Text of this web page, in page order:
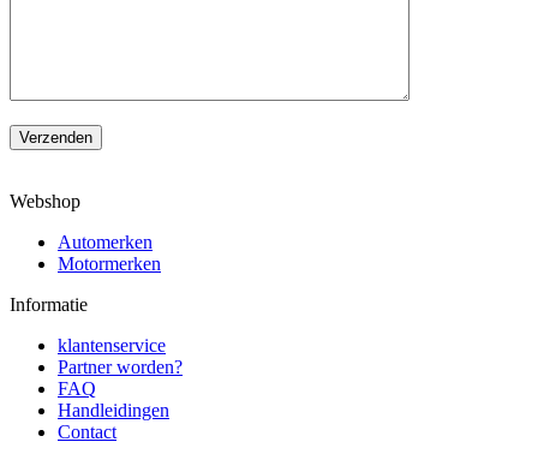
Verzenden
Webshop
Automerken
Motormerken
Informatie
klantenservice
Partner worden?
FAQ
Handleidingen
Contact